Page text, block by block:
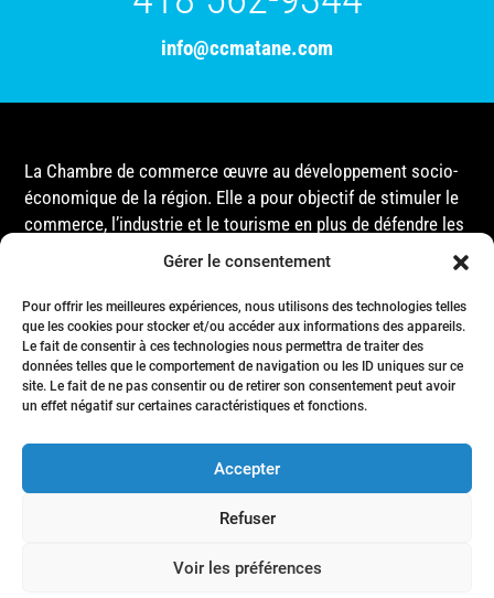
Gérer le consentement
Pour offrir les meilleures expériences, nous utilisons des technologies telles
que les cookies pour stocker et/ou accéder aux informations des appareils.
Le fait de consentir à ces technologies nous permettra de traiter des
données telles que le comportement de navigation ou les ID uniques sur ce
site. Le fait de ne pas consentir ou de retirer son consentement peut avoir
un effet négatif sur certaines caractéristiques et fonctions.
Accepter
Refuser
Voir les préférences
info@ccmatane.com
La Chambre de commerce œuvre au développement socio-
économique de la région. Elle a pour objectif de stimuler le
commerce, l’industrie et le tourisme en plus de défendre les
intérêts de ses membres et de l’ensemble de la
gouvernementales, que ce soit au niveau municipal,
provincial ou fédéral.
Accueil
Membres
Nous joindre
- Tous droits réservés © Chambre de commerce de la région de Matane
- 2024